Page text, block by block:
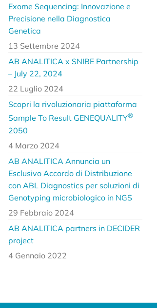
Exome Sequencing: Innovazione e
Precisione nella Diagnostica
Genetica
13 Settembre 2024
AB ANALITICA x SNIBE Partnership
– July 22, 2024
22 Luglio 2024
Scopri la rivoluzionaria piattaforma
Sample To Result GENEQUALITY®
2050
4 Marzo 2024
AB ANALITICA Annuncia un
Esclusivo Accordo di Distribuzione
con ABL Diagnostics per soluzioni di
Genotyping microbiologico in NGS
29 Febbraio 2024
AB ANALITICA partners in DECIDER
project
4 Gennaio 2022